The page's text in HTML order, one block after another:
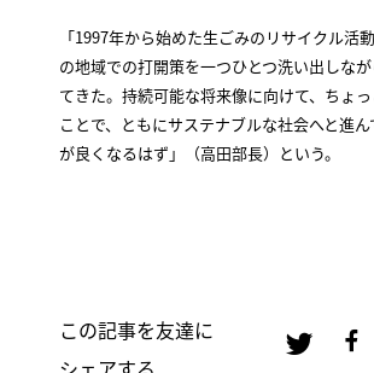
「1997年から始めた生ごみのリサイクル活
の地域での打開策を一つひとつ洗い出しな
てきた。持続可能な将来像に向けて、ちょ
ことで、ともにサステナブルな社会へと進
が良くなるはず」（高田部長）という。
この記事を友達に